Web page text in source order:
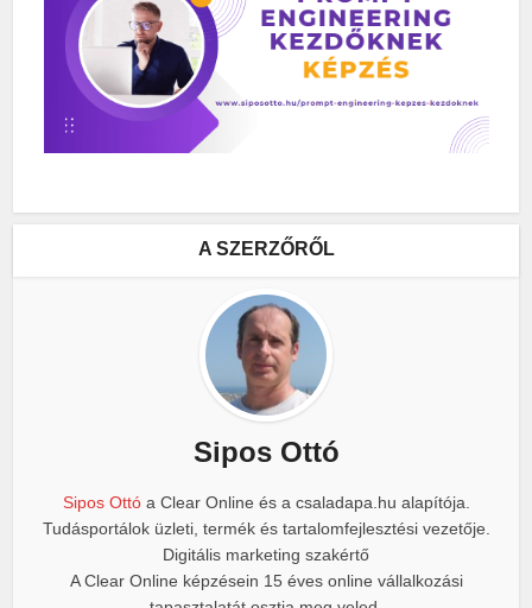
A SZERZŐRŐL
Sipos Ottó
Sipos Ottóa Clear Online és a csaladapa.hu alapítója.
Tudásportálok üzleti, termék és tartalomfejlesztési vezetője.
Digitális marketing szakértő
A Clear Online képzésein 15 éves online vállalkozási